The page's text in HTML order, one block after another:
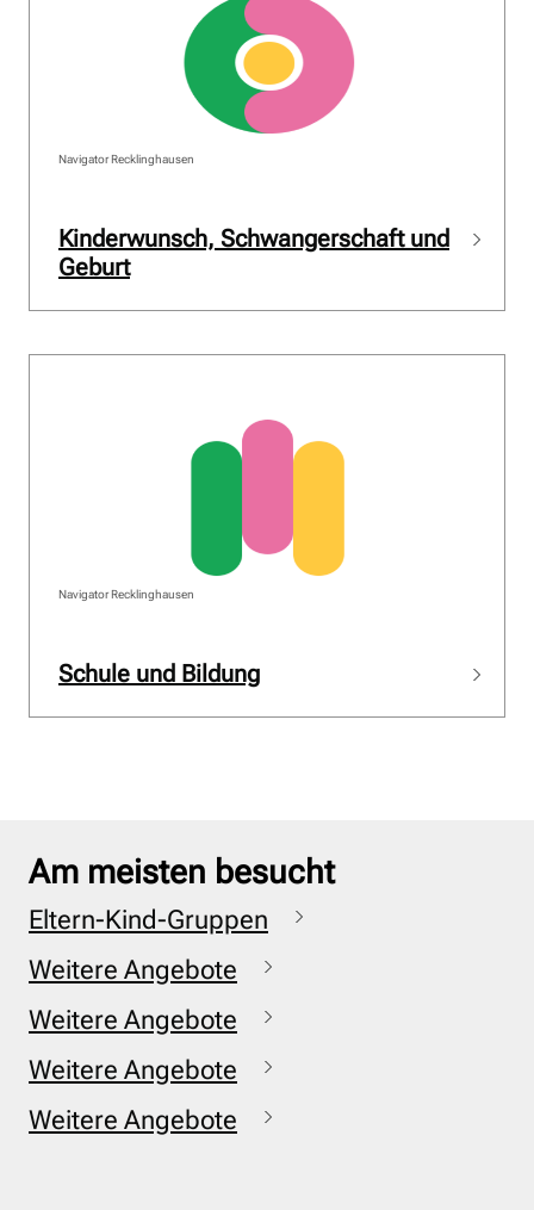
Kinderwunsch, Schwangerschaft und
Geburt
Navigator Recklinghausen
Schule und Bildung
Navigator Recklinghausen
Am meisten besucht
Eltern-Kind-Gruppen
Weitere Angebote
Weitere Angebote
Weitere Angebote
Weitere Angebote